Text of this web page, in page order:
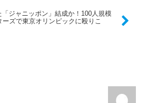
ジャニッポン」結成か！100人規模
ズで東京オリンピックに殴りこ